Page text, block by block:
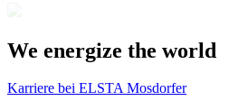
We energize the world
Karriere bei ELSTA Mosdorfer